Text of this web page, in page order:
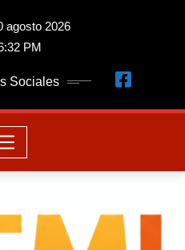
agosto 2026
PM
Sociales